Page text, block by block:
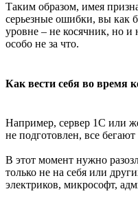
Таким образом, имея
серьезные ошибки, вы как
уровне – не косячник, но и
особо не за что.
Как вести себя во время
Например, сервер 1С или
не подготовлен, все бегают
В этот момент нужно
только не на себя или
электриков, микрософт,